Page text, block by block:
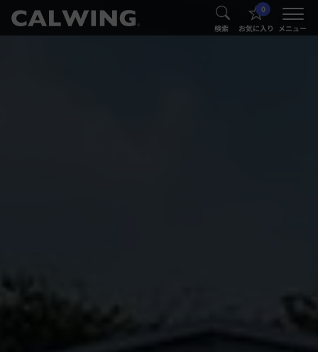
® 検索
0
お気に入り メニュー
®